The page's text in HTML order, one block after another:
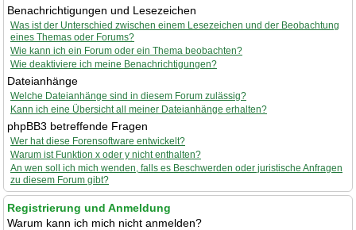
Benachrichtigungen und Lesezeichen
Was ist der Unterschied zwischen einem Lesezeichen und der Beobachtung
eines Themas oder Forums?
Wie kann ich ein Forum oder ein Thema beobachten?
Wie deaktiviere ich meine Benachrichtigungen?
Dateianhänge
Welche Dateianhänge sind in diesem Forum zulässig?
Kann ich eine Übersicht all meiner Dateianhänge erhalten?
phpBB3 betreffende Fragen
Wer hat diese Forensoftware entwickelt?
Warum ist Funktion x oder y nicht enthalten?
An wen soll ich mich wenden, falls es Beschwerden oder juristische Anfragen
zu diesem Forum gibt?
Registrierung und Anmeldung
Warum kann ich mich nicht anmelden?